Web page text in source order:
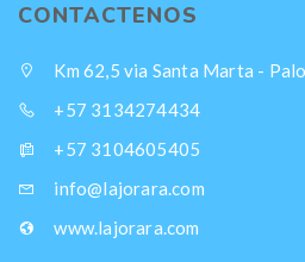
CONTACTENOS
Km 62,5 via Santa Marta -
+57 3134274434
+57 3104605405
info@lajorara.com
www.lajorara.com